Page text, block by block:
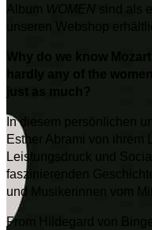
sind als
Why do we know
hardly any of the
In diesem persönlichen
Esther Abrami von ihrem
Leistungsdruck und
faszinierenden
und Musikerinnen vom
From Hildegard von